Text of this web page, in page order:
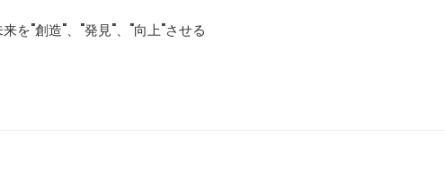
を"創造"、"発見"、"向上"させる